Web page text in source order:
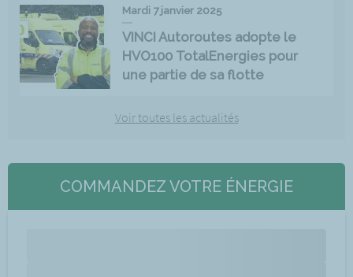
Mardi 7 janvier 2025
VINCI Autoroutes adopte le
HVO100 TotalEnergies pour
une partie de sa flotte
Voir toutes les actualités
COMMANDEZ VOTRE ÉNERGIE